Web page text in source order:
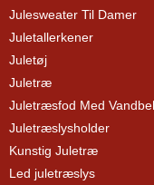
Julesweater Til Damer
Juletallerkener
Juletøj
Juletræ
Juletræsfod Med
Juletræslysholder
Kunstig Juletræ
Led juletræslys